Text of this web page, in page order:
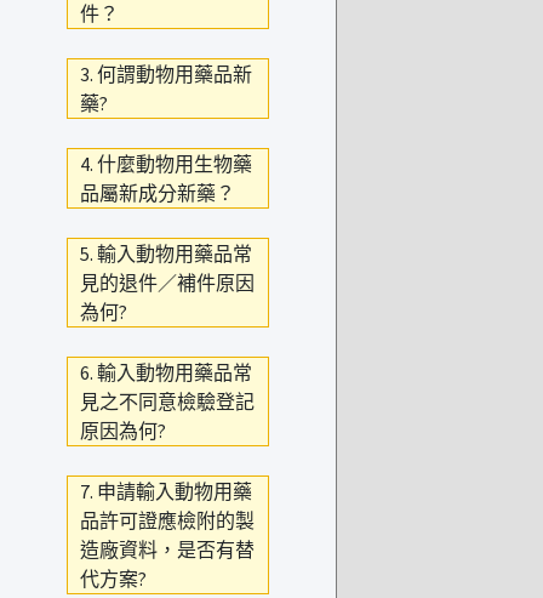
件？
3. 何謂動物用藥品新
藥?
4. 什麼動物用生物藥
品屬新成分新藥？
5. 輸入動物用藥品常
見的退件／補件原因
為何?
6. 輸入動物用藥品常
見之不同意檢驗登記
原因為何?
7. 申請輸入動物用藥
品許可證應檢附的製
造廠資料，是否有替
代方案?